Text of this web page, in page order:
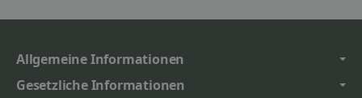
Allgemeine Informationen
Gesetzliche Informationen